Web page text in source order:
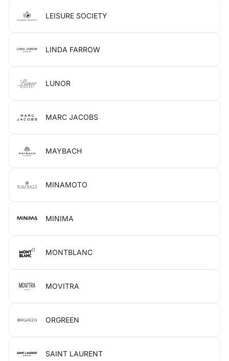
LEISURE SOCIETY
LINDA FARROW
LUNOR
MARC JACOBS
MAYBACH
MINAMOTO
MINIMA
MONTBLANC
MOVITRA
ORGREEN
SAINT LAURENT